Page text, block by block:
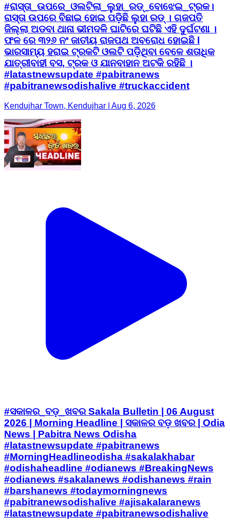
#ରାସ୍ତା_ଉପରେ_ଓଲଟିଲା_ଲୁହା_ରଡ୍_ବୋଝେଇ_ଟ୍ରକ।
ରାସ୍ତା ଉପରେ ବିଛାଇ ହୋଇ ପଡ଼ିଛି ଲୁହା ରଡ୍ । ଗଜପତି
ଜିଲ୍ଲା ଅଡବା ଥାନା ଭୀମଦଳି ଘାଟିରେ ଘଟିଛି ଏହି ଦୁର୍ଘଟଣା ।
ଫଳ ରେ ୩୨୬ ନଂ ଜାତୀୟ ରାଜପଥ ଅବରୋଧ ହୋଇଛି l
ଭାରସାମ୍ୟ ହରାଇ ଟ୍ରକଟି ଓଲଟି ପଡ଼ିଥିବା ବେଳେ ଶତାଧିକ
ଯାତ୍ରୀବାହୀ ବସ, ଟ୍ରକ ଓ ଯାନବାହାନ ଅଟକି ରହିଛି ।
#latastnewsupdate #pabitranews
#pabitranewsodishalive #truckaccident
Kendujhar Town, Kendujhar | Aug 6, 2026
#ସକାଳର_ବଡ଼_ଖବର Sakala Bulletin | 06 August
2026 | Morning Headline | ସକାଳର ବଡ଼ ଖବର | Odia
News | Pabitra News Odisha
#latastnewsupdate #pabitranews
#MorningHeadlineodisha #sakalakhabar
#odishaheadline #odianews #BreakingNews
#odianews #sakalanews #odishanews #rain
#barshanews #todaymorningnews
#pabitranewsodishalive #ajisakalaranews
#latastnewsupdate #pabitranewsodishalive